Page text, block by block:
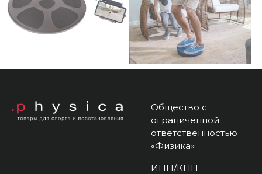
Общество с
ограниченной
ответственностью
«Физика»
ИНН/КПП